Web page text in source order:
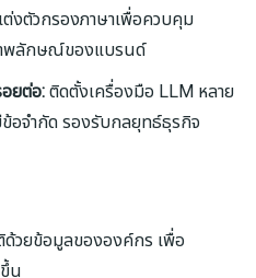
งตัวกรองภาษาเพื่อควบคุม
าพลักษณ์ของแบรนด์
ยต่อ:ติดตั้งเครื่องมือ LLM หลาย
อจำกัด รองรับกลยุทธ์ธุรกิจ
ด้วยข้อมูลขององค์กร เพื่อ
น